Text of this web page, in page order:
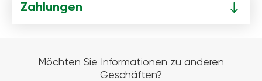
Zahlungen
Möchten Sie Informationen zu anderen
Geschäften?